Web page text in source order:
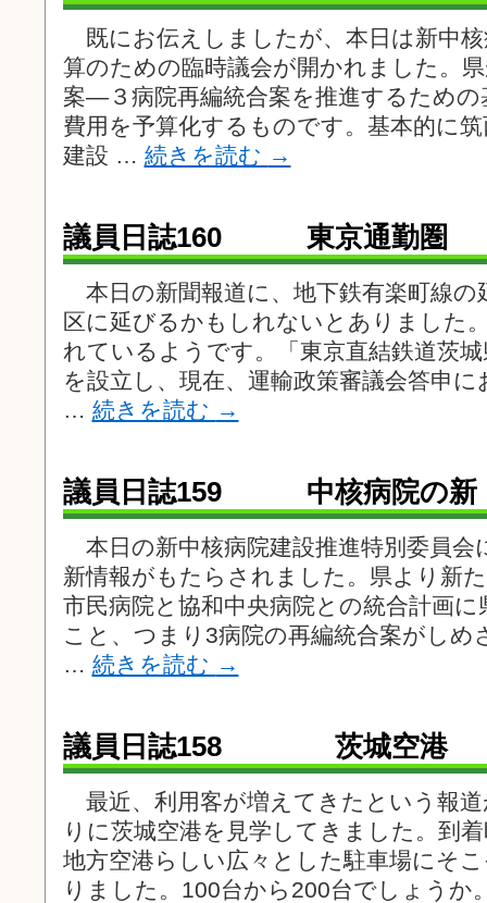
既にお伝えしましたが、本日は新中
算のための臨時議会が開かれました。
案―３病院再編統合案を推進するための
費用を予算化するものです。基本的に
建設 … 続きを読む →
議員日誌160 東京通勤圏
本日の新聞報道に、地下鉄有楽町線の
区に延びるかもしれないとありました
れているようです。「東京直結鉄道茨
を設立し、現在、運輸政策審議会答申
… 続きを読む →
議員日誌159 中核病院の新
本日の新中核病院建設推進特別委員会
新情報がもたらされました。県より新
市民病院と協和中央病院との統合計画
こと、つまり3病院の再編統合案がしめ
… 続きを読む →
議員日誌158 茨城空港
最近、利用客が増えてきたという報
りに茨城空港を見学してきました。到
地方空港らしい広々とした駐車場にそ
りました。100台から200台でしょう